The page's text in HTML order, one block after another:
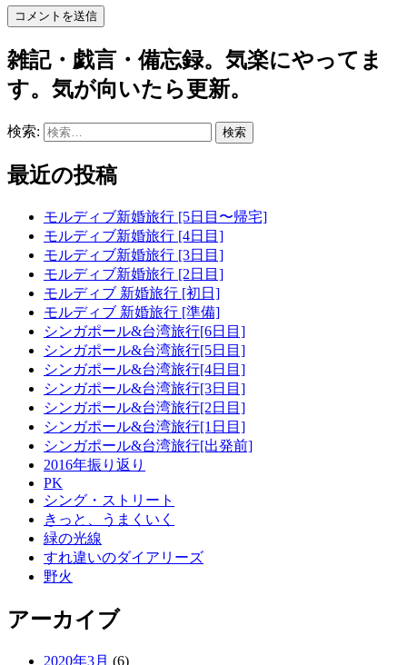
雑記・戯言・備忘録。気楽にやってま
す。気が向いたら更新。
検索:
最近の投稿
モルディブ新婚旅行 [5日目〜帰宅]
モルディブ新婚旅行 [4日目]
モルディブ新婚旅行 [3日目]
モルディブ新婚旅行 [2日目]
モルディブ 新婚旅行 [初日]
モルディブ 新婚旅行 [準備]
シンガポール&台湾旅行[6日目]
シンガポール&台湾旅行[5日目]
シンガポール&台湾旅行[4日目]
シンガポール&台湾旅行[3日目]
シンガポール&台湾旅行[2日目]
シンガポール&台湾旅行[1日目]
シンガポール&台湾旅行[出発前]
2016年振り返り
PK
シング・ストリート
きっと、うまくいく
緑の光線
すれ違いのダイアリーズ
野火
アーカイブ
2020年3月 (6)